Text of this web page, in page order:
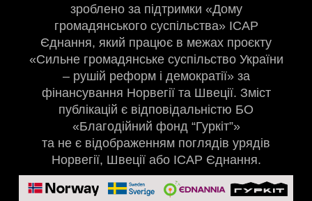
зроблено за підтримки «Дому
громадянського суспільства» ІСАР
Єднання, який працює в межах проєкту
«Сильне громадянське суспільство України
– рушій реформ і демократії» за
фінансування Норвегії та Швеції. Зміст
публікацій є відповідальністю БО
«Благодійний фонд “Гуркіт”»
та не є відображенням поглядів урядів
Норвегії, Швеції або ІСАР Єднання.